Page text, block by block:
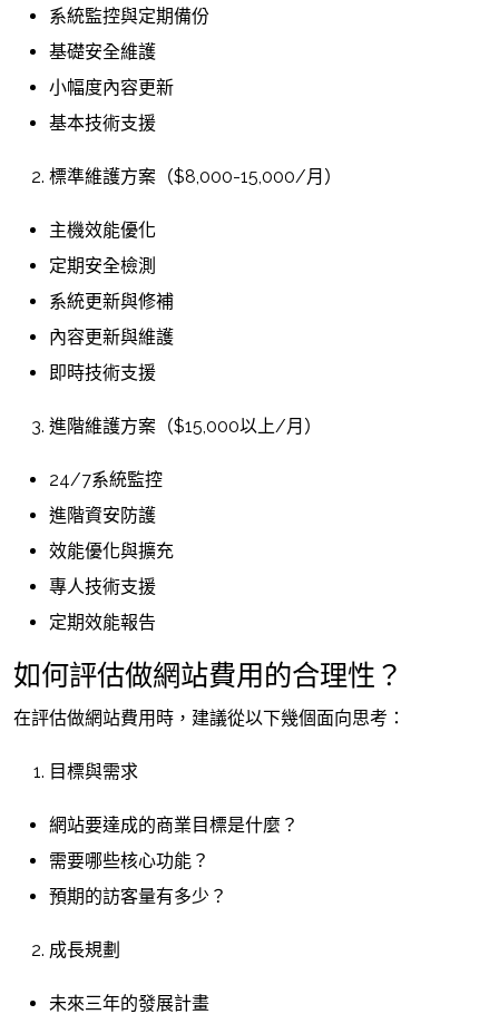
系統監控與定期備份
基礎安全維護
小幅度內容更新
基本技術支援
標準維護方案（$8,000-15,000/月）
主機效能優化
定期安全檢測
系統更新與修補
內容更新與維護
即時技術支援
進階維護方案（$15,000以上/月）
24/7系統監控
進階資安防護
效能優化與擴充
專人技術支援
定期效能報告
如何評估做網站費用的合理性？
在評估做網站費用時，建議從以下幾個面向思考：
目標與需求
網站要達成的商業目標是什麼？
需要哪些核心功能？
預期的訪客量有多少？
成長規劃
未來三年的發展計畫